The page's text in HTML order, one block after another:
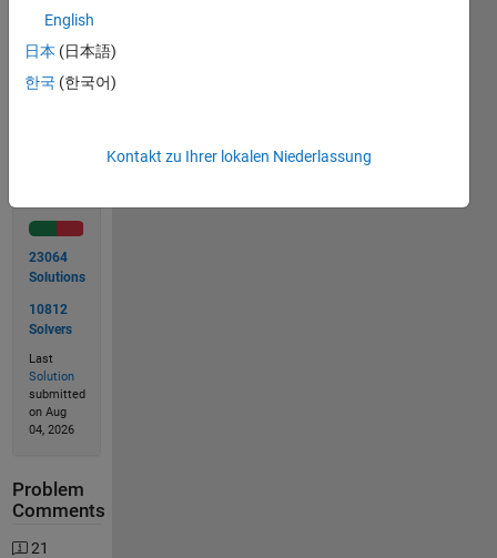
Solve
23064
Solutions
10812
Solvers
Last
Solution
submitted
on Aug
04, 2026
Problem
Comments
21
English
日本 (日本語)
한국 (한국어)
Kontakt zu Ihrer lokalen Niederlassung